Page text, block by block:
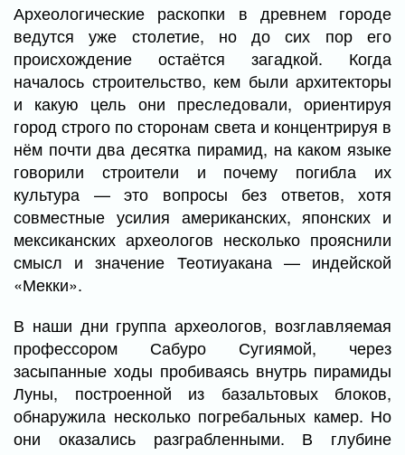
Археологические раскопки в древнем городе
ведутся уже столетие, но до сих пор его
происхождение остаётся загадкой. Когда
началось строительство, кем были архитекторы
и какую цель они преследовали, ориентируя
город строго по сторонам света и концентрируя в
нём почти два десятка пирамид, на каком языке
говорили строители и почему погибла их
культура — это вопросы без ответов, хотя
совместные усилия американских, японских и
мексиканских археологов несколько прояснили
смысл и значение Теотиуакана — индейской
«Мекки».
В наши дни группа археологов, возглавляемая
профессором Сабуро Сугиямой, через
засыпанные ходы пробиваясь внутрь пирамиды
Луны, построенной из базальтовых блоков,
обнаружила несколько погребальных камер. Но
они оказались разграбленными. В глубине